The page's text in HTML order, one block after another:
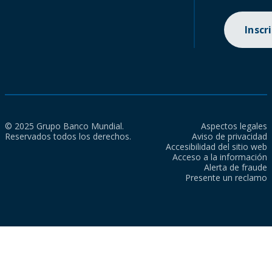
© 2025 Grupo Banco Mundial.
Reservados todos los derechos.
Aspectos legales
Aviso de privacidad
Accesibilidad del sitio web
Acceso a la información
Alerta de fraude
Presente un reclamo